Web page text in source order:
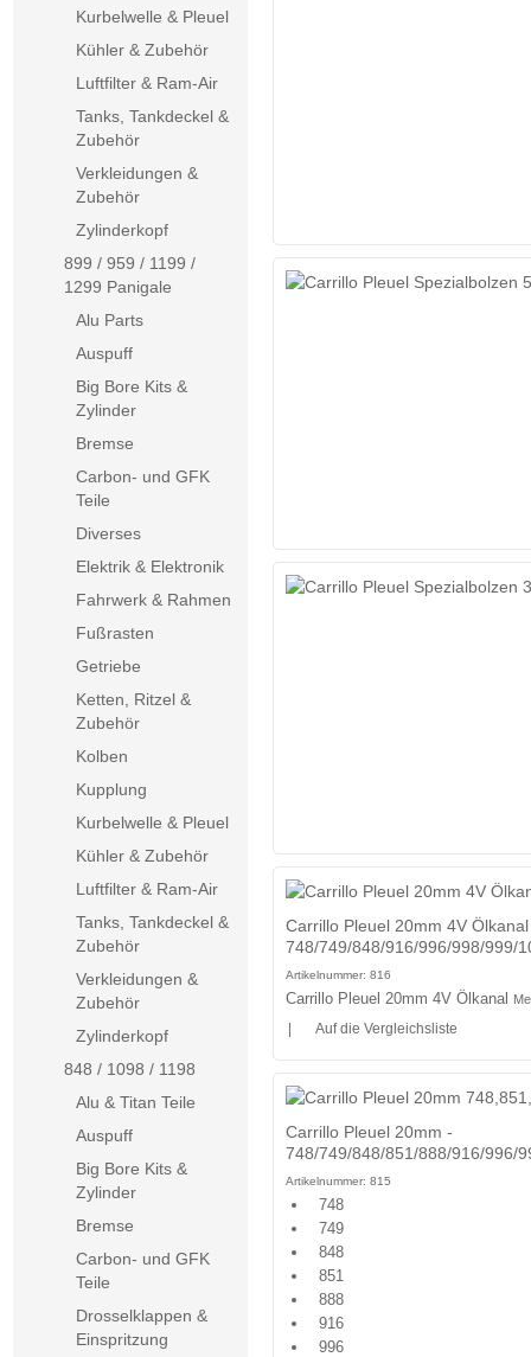
Carrillo Pleuel 20mm 4V Ölkanal
748/749/848/916/996/998/999/
Artikelnummer: 816
Carrillo Pleuel 20mm 4V Ölkanal
Auf die Vergleichsliste
Carrillo Pleuel 20mm -
748/749/848/851/888/916/996/
Artikelnummer: 815
748
749
848
851
888
916
996
Kurbelwelle & Pleuel
Kühler & Zubehör
Luftfilter & Ram-Air
Tanks, Tankdeckel &
Zubehör
Verkleidungen &
Zubehör
Zylinderkopf
899 / 959 / 1199 /
1299 Panigale
Alu Parts
Auspuff
Big Bore Kits &
Zylinder
Bremse
Carbon- und GFK
Teile
Diverses
Elektrik & Elektronik
Fahrwerk & Rahmen
Fußrasten
Getriebe
Ketten, Ritzel &
Zubehör
Kolben
Kupplung
Kurbelwelle & Pleuel
Kühler & Zubehör
Luftfilter & Ram-Air
Tanks, Tankdeckel &
Zubehör
Verkleidungen &
Zubehör
Zylinderkopf
848 / 1098 / 1198
Alu & Titan Teile
Auspuff
Big Bore Kits &
Zylinder
Bremse
Carbon- und GFK
Teile
Drosselklappen &
Einspritzung